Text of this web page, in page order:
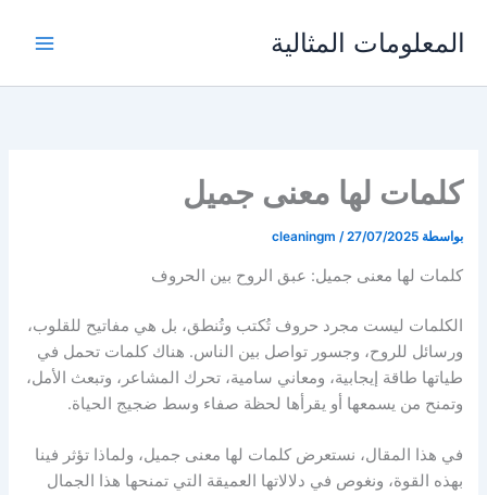
المعلومات المثالية
كلمات لها معنى جميل
بواسطة cleaningm /27/07/2025
كلمات لها معنى جميل: عبق الروح بين الحروف
الكلمات ليست مجرد حروف تُكتب وتُنطق، بل هي مفاتيح للقلوب،
ورسائل للروح، وجسور تواصل بين الناس. هناك كلمات تحمل في
طياتها طاقة إيجابية، ومعاني سامية، تحرك المشاعر، وتبعث الأمل،
وتمنح من يسمعها أو يقرأها لحظة صفاء وسط ضجيج الحياة.
في هذا المقال، نستعرض كلمات لها معنى جميل، ولماذا تؤثر فينا
بهذه القوة، ونغوص في دلالاتها العميقة التي تمنحها هذا الجمال